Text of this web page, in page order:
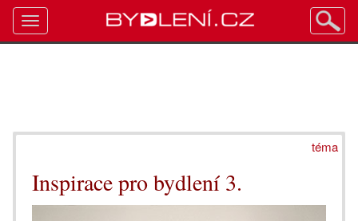
téma
Inspirace pro bydlení 3.
Toggle
navigation